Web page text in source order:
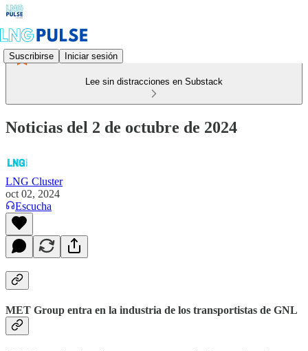
Suscribirse Iniciar sesión
Lee sin distracciones en Substack
Noticias del 2 de octubre de 2024
LNG Cluster
oct 02, 2024
Escucha
MET Group entra en la industria de los transportistas de GNL